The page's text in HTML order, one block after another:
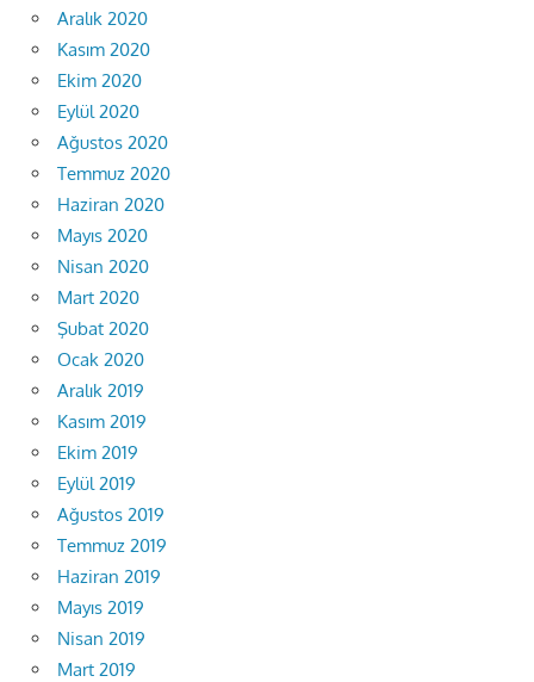
Aralık 2020
Kasım 2020
Ekim 2020
Eylül 2020
Ağustos 2020
Temmuz 2020
Haziran 2020
Mayıs 2020
Nisan 2020
Mart 2020
Şubat 2020
Ocak 2020
Aralık 2019
Kasım 2019
Ekim 2019
Eylül 2019
Ağustos 2019
Temmuz 2019
Haziran 2019
Mayıs 2019
Nisan 2019
Mart 2019